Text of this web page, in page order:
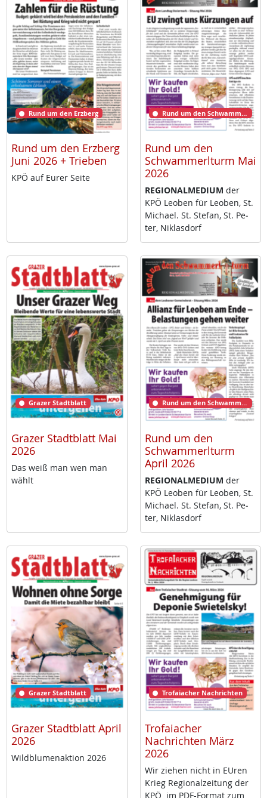
Rund um den Erzberg
Rund um den Erzberg
Juni 2026 + Trieben
KPÖ auf Eu­rer Sei­te
Rund um den Schwammerlturm
Rund um den
Schwammerlturm Mai
2026
RE­GIO­NAL­ME­DI­UM der
KPÖ Leo­ben für Leo­ben, St.
Mi­cha­el. St. Ste­fan, St. Pe­
ter, Niklas­dorf
Grazer Stadtblatt
Grazer Stadtblatt Mai
2026
Das weiß man wen man
wählt
Rund um den Schwammerlturm
Rund um den
Schwammerlturm
April 2026
RE­GIO­NAL­ME­DI­UM der
KPÖ Leo­ben für Leo­ben, St.
Mi­cha­el. St. Ste­fan, St. Pe­
ter, Niklas­dorf
Grazer Stadtblatt
Grazer Stadtblatt April
2026
Wild­blu­men­ak­ti­on 2026
Trofaiacher Nachrichten
Trofaiacher
Nachrichten März
2026
Wir zie­hen nicht in EU­ren
Krieg Re­gio­nal­zei­tung der
KPÖ im PDF-For­mat zum